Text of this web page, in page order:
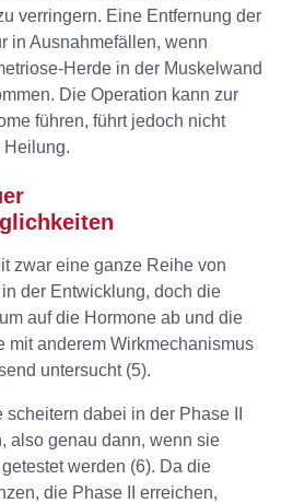
verringern. Eine Entfernung der
in Ausnahmefällen, wenn
Herde in der Muskelwand
Die Operation kann zur
führen, führt jedoch nicht
Heilung.
zwar eine ganze Reihe von
der Entwicklung, doch die
auf die Hormone ab und die
mit anderem Wirkmechanismus
untersucht (5).
dabei in der Phase II
also genau dann, wenn sie
werden (6). Da die
die Phase II erreichen,